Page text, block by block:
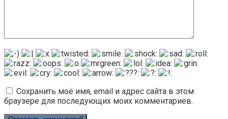
Сохранить моё имя, email и адрес сайта в этом
браузере для последующих моих комментариев.